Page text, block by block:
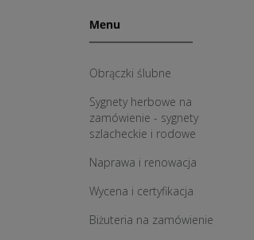
Menu
Obrączki ślubne
Sygnety herbowe na
zamówienie - sygnety
szlacheckie i rodowe
Naprawa i renowacja
Wycena i certyfikacja
Biżuteria na zamówienie